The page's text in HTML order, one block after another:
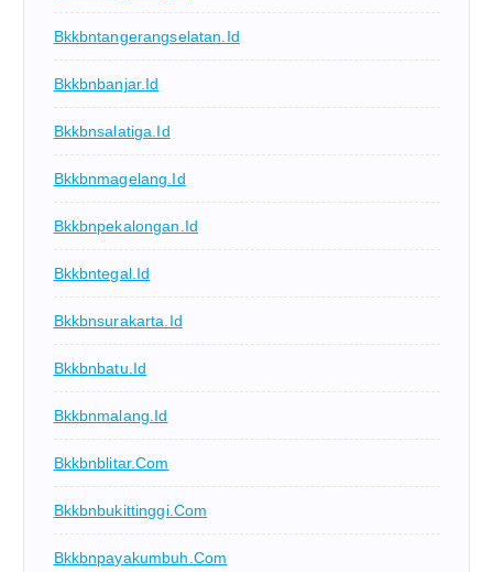
Bkkbntangerangselatan.id
Bkkbnbanjar.id
Bkkbnsalatiga.id
Bkkbnmagelang.id
Bkkbnpekalongan.id
Bkkbntegal.id
Bkkbnsurakarta.id
Bkkbnbatu.id
Bkkbnmalang.id
Bkkbnblitar.com
Bkkbnbukittinggi.com
Bkkbnpayakumbuh.com